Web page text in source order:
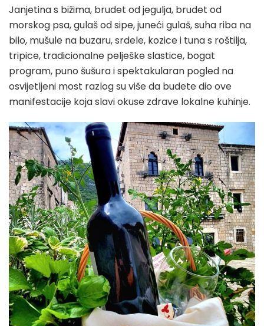
Janjetina s bižima, brudet od jegulja, brudet od
morskog psa, gulaš od sipe, juneći gulaš, suha riba na
bilo, mušule na buzaru, srdele, kozice i tuna s roštilja,
tripice, tradicionalne pelješke slastice, bogat
program, puno šušura i spektakularan pogled na
osvijetljeni most razlog su više da budete dio ove
manifestacije koja slavi okuse zdrave lokalne kuhinje.